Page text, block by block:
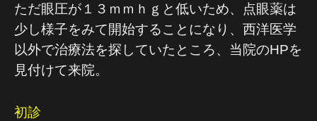
ただ眼圧が１３ｍｍｈｇと低いため、点眼薬は
少し様子をみて開始することになり、西洋医学
以外で治療法を探していたところ、当院のHPを
見付けて来院。
初診